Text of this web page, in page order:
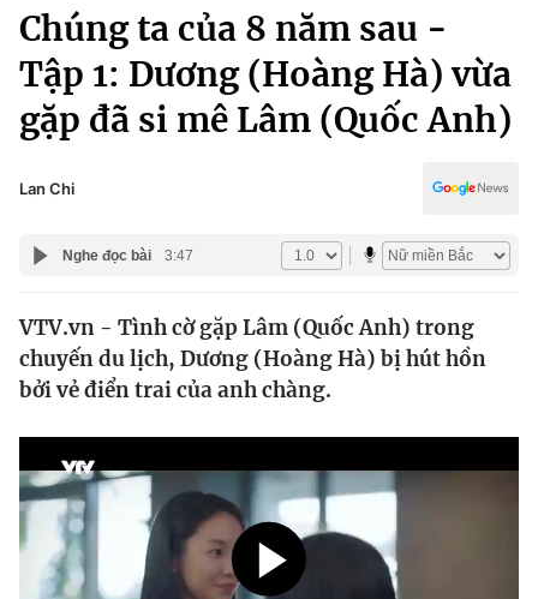
Chuyên mục
Chính trị
Xã hội
Pháp luật
Y tế
Thế giới
Tin tức
Thế giới đó đây
Câu chuyện quốc tế
Kinh tế
Tài chính
Thị trường
Góc doanh nghiệp
Dữ liệu và đời sống
Truyền hình
Phim VTV
Kinh tế
Thể thao
Truyền hình
Văn hóa - Giải trí
Chúng ta của 8 năm sau -
Tập 1: Dương (Hoàng Hà) vừa
gặp đã si mê Lâm (Quốc Anh)
Lan Chi
Nghe đọc bài 3:47
VTV.vn - Tình cờ gặp Lâm (Quốc Anh) trong
chuyến du lịch, Dương (Hoàng Hà) bị hút hồn
bởi vẻ điển trai của anh chàng.